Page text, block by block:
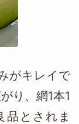
がキレイで
り、網1本1
とされま